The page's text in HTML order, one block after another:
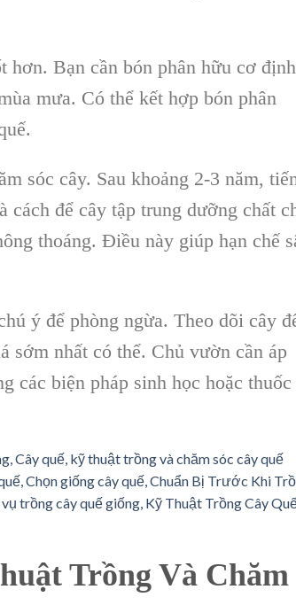
hơn. Bạn cần bón phân hữu cơ định
mưa. Có thể kết hợp bón phân
sóc cây. Sau khoảng 2-3 năm,
cách để cây tập trung dưỡng chất
thoáng. Điều này giúp hạn chế
ý để phòng ngừa. Theo dõi cây
sớm nhất có thể. Chủ vườn cần áp
các biện pháp sinh học hoặc thuốc
Trồng Và Chăm